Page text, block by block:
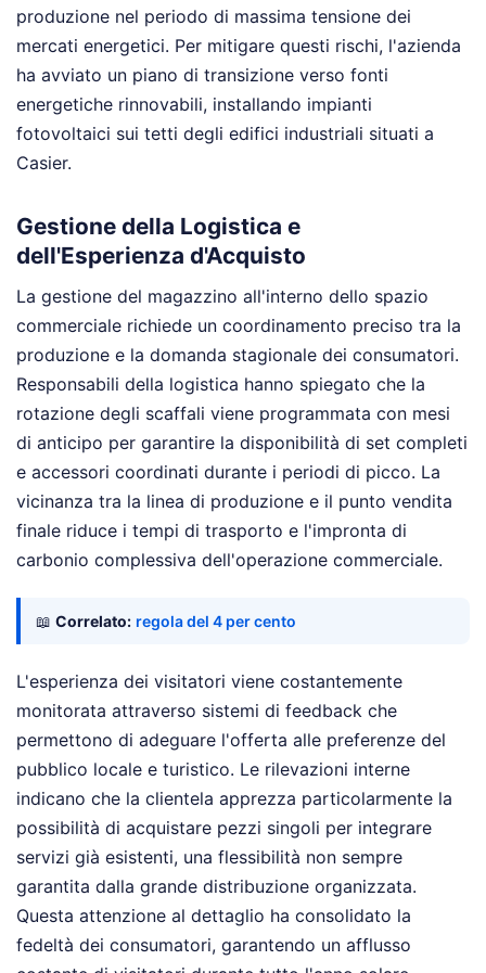
produzione nel periodo di massima tensione dei
mercati energetici. Per mitigare questi rischi, l'azienda
ha avviato un piano di transizione verso fonti
energetiche rinnovabili, installando impianti
fotovoltaici sui tetti degli edifici industriali situati a
Casier.
Gestione della Logistica e
dell'Esperienza d'Acquisto
La gestione del magazzino all'interno dello spazio
commerciale richiede un coordinamento preciso tra la
produzione e la domanda stagionale dei consumatori.
Responsabili della logistica hanno spiegato che la
rotazione degli scaffali viene programmata con mesi
di anticipo per garantire la disponibilità di set completi
e accessori coordinati durante i periodi di picco. La
vicinanza tra la linea di produzione e il punto vendita
finale riduce i tempi di trasporto e l'impronta di
carbonio complessiva dell'operazione commerciale.
📖 Correlato: regola del 4 per cento
L'esperienza dei visitatori viene costantemente
monitorata attraverso sistemi di feedback che
permettono di adeguare l'offerta alle preferenze del
pubblico locale e turistico. Le rilevazioni interne
indicano che la clientela apprezza particolarmente la
possibilità di acquistare pezzi singoli per integrare
servizi già esistenti, una flessibilità non sempre
garantita dalla grande distribuzione organizzata.
Questa attenzione al dettaglio ha consolidato la
fedeltà dei consumatori, garantendo un afflusso